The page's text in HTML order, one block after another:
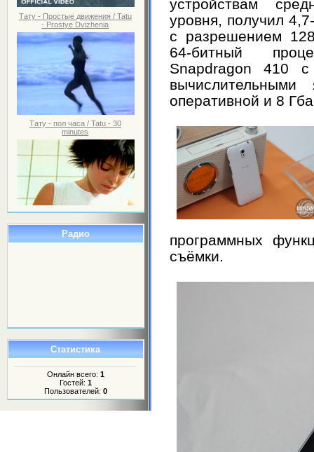
Тату - Простые движения / Tatu
- Prostye Dvizhenia
Тату - пол часа / Tatu - 30
minutes
Радио
Статистика
Онлайн всего: 1
Гостей: 1
Пользователей: 0
устройствам
уровня, получил
с разрешением
64-битный
Snapdragon 410
оперативной и 8
программных
съёмки.